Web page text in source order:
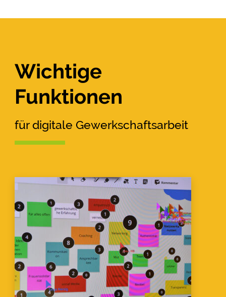
Wichtige
Funktionen
für digitale Gewerkschaftsarbeit